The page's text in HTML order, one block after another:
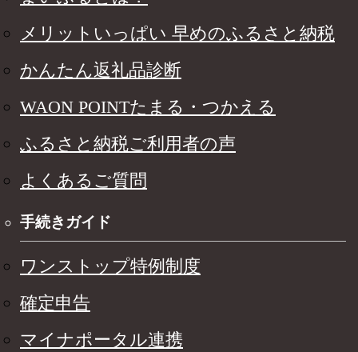
メリットいっぱい 早めのふるさと納税
かんたん返礼品診断
WAON POINTたまる・つかえる
ふるさと納税ご利用者の声
よくあるご質問
手続きガイド
ワンストップ特例制度
確定申告
マイナポータル連携